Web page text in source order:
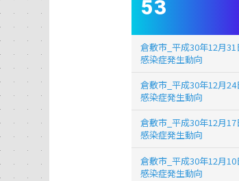
53
倉敷市_平成30年12月31
感染症発生動向
倉敷市_平成30年12月24
感染症発生動向
倉敷市_平成30年12月17
感染症発生動向
倉敷市_平成30年12月10
感染症発生動向